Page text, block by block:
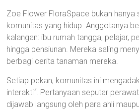
Zoe Flower FloraSpace bukan hanya
komunitas yang hidup. Anggotanya
kalangan: ibu rumah tangga, pelajar,
hingga pensiunan. Mereka saling
berbagi cerita tanaman mereka.
Setiap pekan, komunitas ini
interaktif. Pertanyaan seputar
dijawab langsung oleh para ahli